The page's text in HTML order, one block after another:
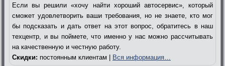
Если вы решили «хочу найти хороший автосервис», который
сможет удовлетворить ваши требования, но не знаете, кто мог
бы подсказать и дать ответ на этот вопрос, обратитесь в наш
техцентр, и вы поймете, что именно у нас можно рассчитывать
на качественную и честную работу.
Скидки: постоянным клиентам | Вся информация…